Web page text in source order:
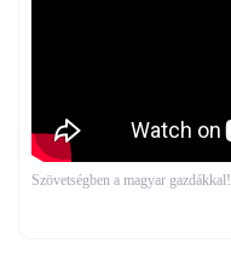
Szövetségben a magyar gazdákkal!